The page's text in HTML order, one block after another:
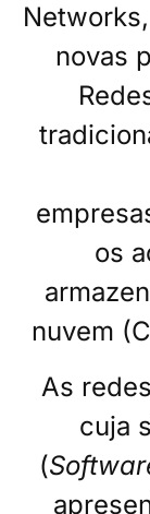
novas
os
nuvem
As
cuja
(